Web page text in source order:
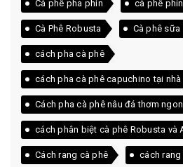
Cà phê pha phin cà phê phin
Cà Phê Robusta Cà phê sữa
cách pha cà phê
cách pha cà phê capuchino tại nhà
Cách pha cà phê nâu đá thơm
cách phân biệt cà phê Robusta và
Cách rang cà phê cách rang